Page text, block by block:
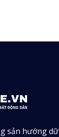
sản hướng dữ